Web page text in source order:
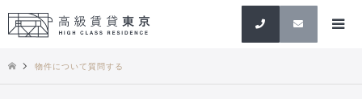
検索
物件について質問する